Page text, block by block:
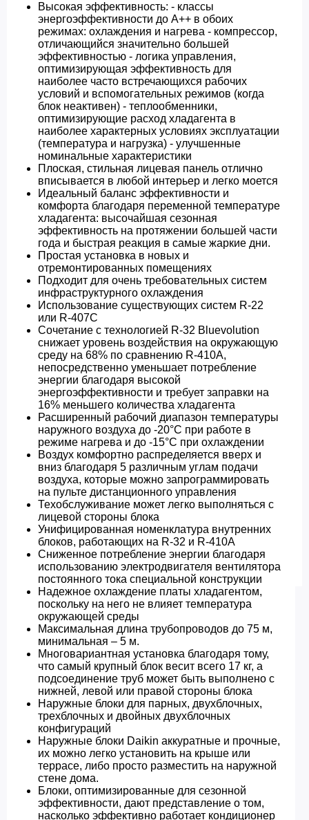
Высокая эффективность: - классы
энергоэффективности до A++ в обоих
режимах: охлаждения и нагрева - компрессор,
отличающийся значительно большей
эффективностью - логика управления,
оптимизирующая эффективность для
наиболее часто встречающихся рабочих
условий и вспомогательных режимов (когда
блок неактивен) - теплообменники,
оптимизирующие расход хладагента в
наиболее характерных условиях эксплуатации
(температура и нагрузка) - улучшенные
номинальные характеристики
Плоская, стильная лицевая панель отлично
вписывается в любой интерьер и легко моется
Идеальный баланс эффективности и
комфорта благодаря переменной температуре
хладагента: высочайшая сезонная
эффективность на протяжении большей части
года и быстрая реакция в самые жаркие дни.
Простая установка в новых и
отремонтированных помещениях
Подходит для очень требовательных систем
инфраструктурного охлаждения
Использование существующих систем R-22
или R-407C
Сочетание с технологией R-32 Bluevolution
снижает уровень воздействия на окружающую
среду на 68% по сравнению R-410A,
непосредственно уменьшает потребление
энергии благодаря высокой
энергоэффективности и требует заправки на
16% меньшего количества хладагента
Расширенный рабочий диапазон температуры
наружного воздуха до -20°C при работе в
режиме нагрева и до -15°С при охлаждении
Воздух комфортно распределяется вверх и
вниз благодаря 5 различным углам подачи
воздуха, которые можно запрограммировать
на пульте дистанционного управления
Техобслуживание может легко выполняться с
лицевой стороны блока
Унифицированная номенклатура внутренних
блоков, работающих на R-32 и R-410A
Сниженное потребление энергии благодаря
использованию электродвигателя вентилятора
постоянного тока специальной конструкции
Надежное охлаждение платы хладагентом,
поскольку на него не влияет температура
окружающей среды
Максимальная длина трубопроводов до 75 м,
минимальная – 5 м.
Многовариантная установка благодаря тому,
что самый крупный блок весит всего 17 кг, а
подсоединение труб может быть выполнено с
нижней, левой или правой стороны блока
Наружные блоки для парных, двухблочных,
трехблочных и двойных двухблочных
конфигураций
Наружные блоки Daikin аккуратные и прочные,
их можно легко установить на крыше или
террасе, либо просто разместить на наружной
стене дома.
Блоки, оптимизированные для сезонной
эффективности, дают представление о том,
насколько эффективно работает кондиционер